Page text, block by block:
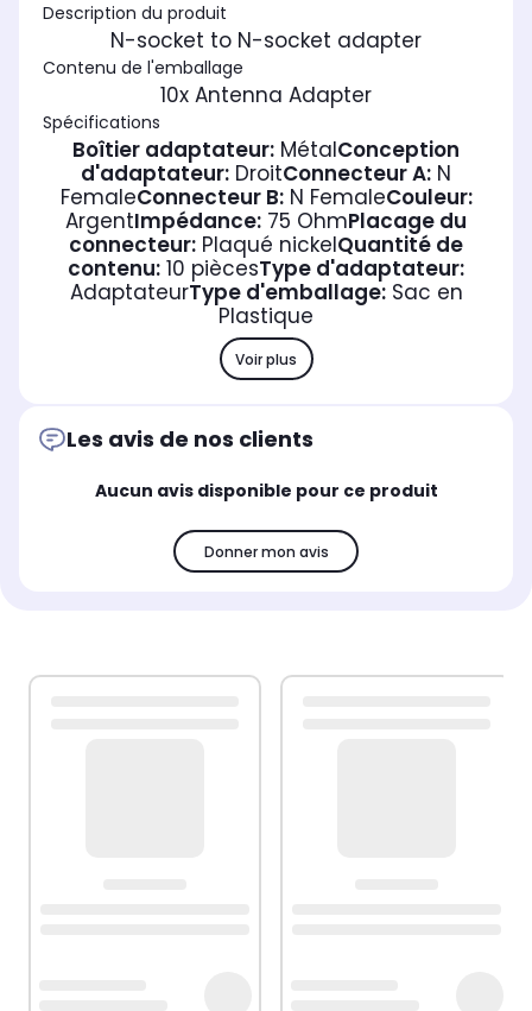
Description du produit
N-socket to N-socket adapter
Contenu de l'emballage
10x Antenna Adapter
Spécifications
Boîtier adaptateur: MétalConception
d'adaptateur: DroitConnecteur A: N
FemaleConnecteur B:N FemaleCouleur:
ArgentImpédance: 75 OhmPlacage du
connecteur: Plaqué nickelQuantité de
contenu: 10 piècesType d'adaptateur:
AdaptateurType d'emballage:Sac en
Plastique
Voir plus
Les avis de nos clients
Aucun avis disponible pour ce produit
Donner mon avis